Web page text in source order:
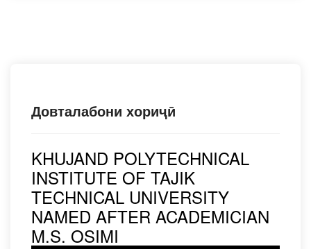
Довталабони хориҷӣ
KHUJAND POLYTECHNICAL
INSTITUTE OF TAJIK
TECHNICAL UNIVERSITY
NAMED AFTER ACADEMICIAN
M.S. OSIMI